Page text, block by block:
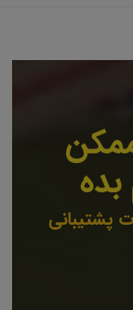
پشتیبانی